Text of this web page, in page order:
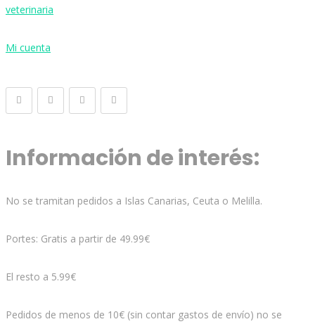
veterinaria
Mi cuenta
Información de interés:
No se tramitan pedidos a Islas Canarias, Ceuta o Melilla.
Portes: Gratis a partir de 49.99€
El resto a 5.99€
Pedidos de menos de 10€ (sin contar gastos de envío) no se